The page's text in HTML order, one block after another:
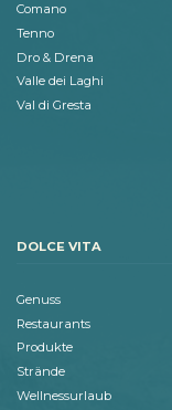
Comano
Tenno
Dro & Drena
Valle dei Laghi
Val di Gresta
DOLCE VITA
Genuss
Restaurants
Produkte
Strände
Wellnessurlaub